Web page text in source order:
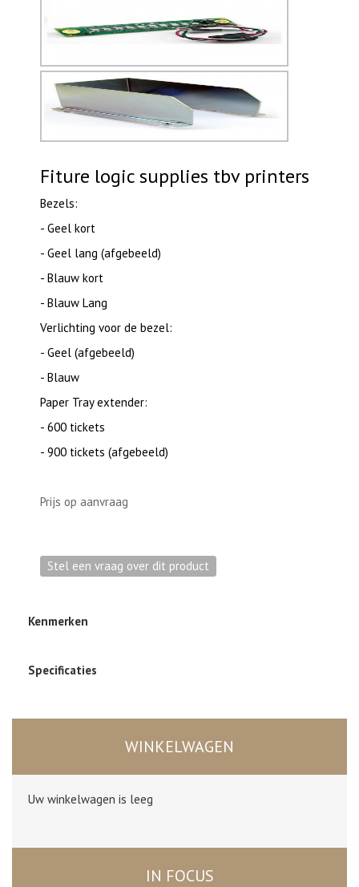
Fiture logic supplies tbv printers
Bezels:
- Geel kort
- Geel lang (afgebeeld)
- Blauw kort
- Blauw Lang
Verlichting voor de bezel:
- Geel (afgebeeld)
- Blauw
Paper Tray extender:
- 600 tickets
- 900 tickets (afgebeeld)
Prijs op aanvraag
Kenmerken
Specificaties
WINKELWAGEN
Uw winkelwagen is leeg
IN FOCUS